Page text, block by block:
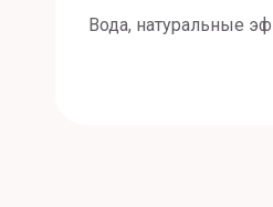
Вода, натуральные